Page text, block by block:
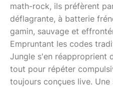
math-rock, ils préfèrent
déflagrante, à batterie
gamin, sauvage et
Empruntant les codes
Jungle s'en réapproprient
tout pour répéter
toujours conçues live.